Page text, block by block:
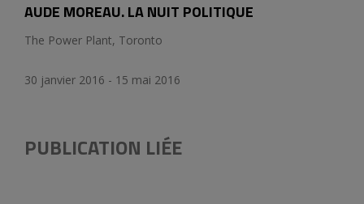
AUDE MOREAU. LA NUIT POLITIQUE
The Power Plant, Toronto
30 janvier 2016 - 15 mai 2016
PUBLICATION LIÉE